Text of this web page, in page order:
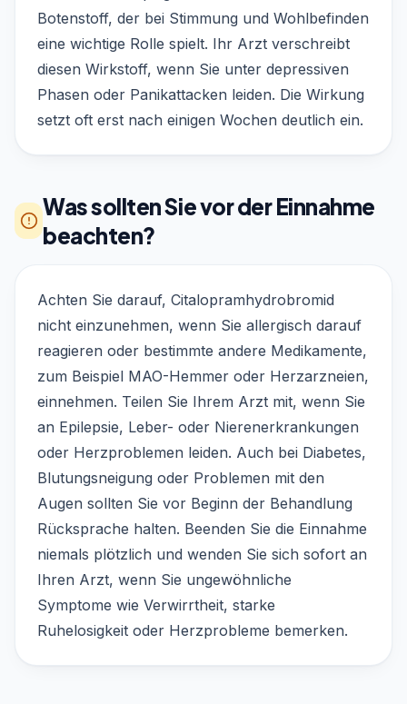
Botenstoff, der bei Stimmung und Wohlbefinden
eine wichtige Rolle spielt. Ihr Arzt verschreibt
diesen Wirkstoff, wenn Sie unter depressiven
Phasen oder Panikattacken leiden. Die Wirkung
setzt oft erst nach einigen Wochen deutlich ein.
Was sollten Sie vor der Einnahme
beachten?
Achten Sie darauf, Citalopramhydrobromid
nicht einzunehmen, wenn Sie allergisch darauf
reagieren oder bestimmte andere Medikamente,
zum Beispiel MAO-Hemmer oder Herzarzneien,
einnehmen. Teilen Sie Ihrem Arzt mit, wenn Sie
an Epilepsie, Leber- oder Nierenerkrankungen
oder Herzproblemen leiden. Auch bei Diabetes,
Blutungsneigung oder Problemen mit den
Augen sollten Sie vor Beginn der Behandlung
Rücksprache halten. Beenden Sie die Einnahme
niemals plötzlich und wenden Sie sich sofort an
Ihren Arzt, wenn Sie ungewöhnliche
Symptome wie Verwirrtheit, starke
Ruhelosigkeit oder Herzprobleme bemerken.